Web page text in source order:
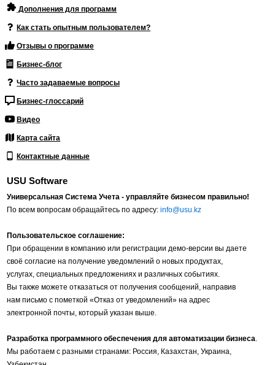
Дополнения для программ
Как стать опытным пользователем?
Отзывы о программе
Бизнес-блог
Часто задаваемые вопросы
Бизнес-глоссарий
Видео
Карта сайта
Контактные данные
USU Software
Универсальная Система Учета - управляйте бизнесом правильно!
По всем вопросам обращайтесь по адресу:info@usu.kz
Пользовательское соглашение:
При обращении в компанию или регистрации демо-версии вы даете
своё согласие на получение уведомлений о новых продуктах,
услугах, специальных предложениях и различных событиях.
Вы также можете отказаться от получения сообщений, направив
нам письмо с пометкой «Отказ от уведомлений» на адрес
электронной почты, который указан выше.
Разработка программного обеспечения для автоматизации бизнеса.
Мы работаем с разными странами: Россия, Казахстан, Украина,